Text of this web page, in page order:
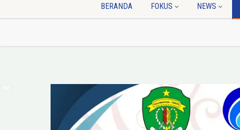
BERANDA FOKUS NEWS